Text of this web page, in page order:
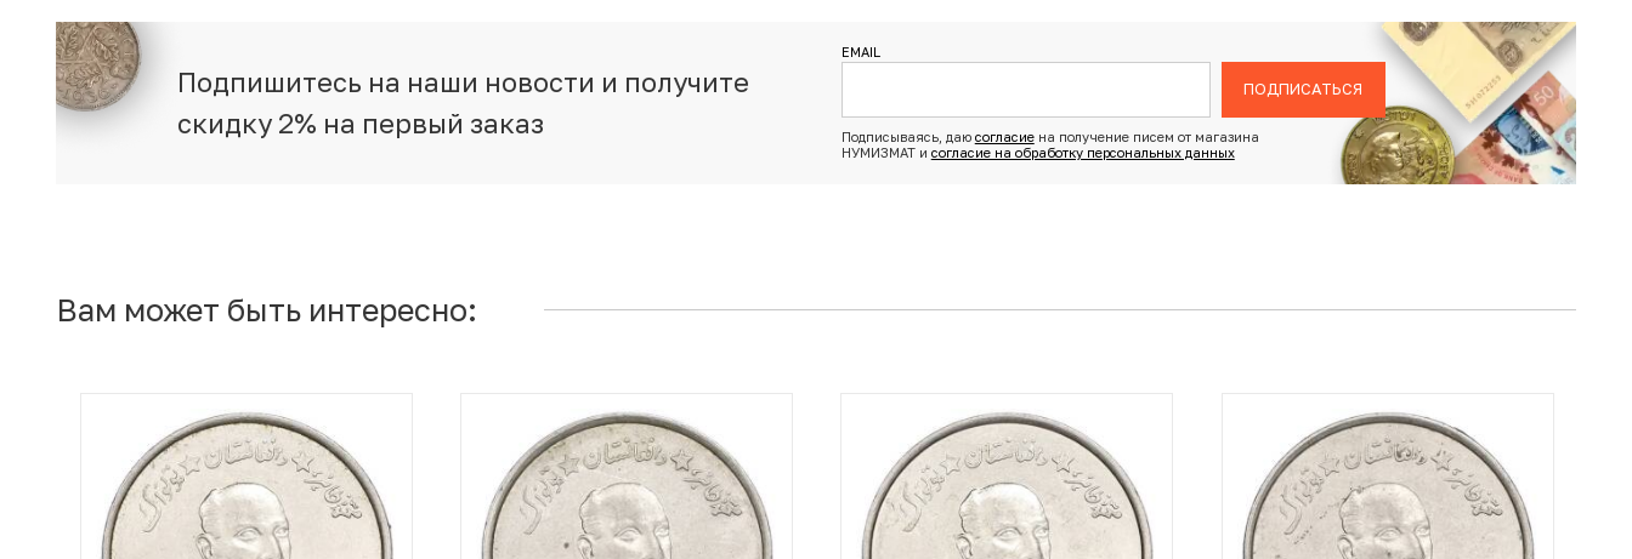
Подпишитесь на наши новости и получите
скидку 2% на первый заказ
EMAIL
ПОДПИСАТЬСЯ
Подписываясь, даю согласиена получение писем от магазина
НУМИЗМАТ и согласие на обработку персональных данных
Вам может быть интересно: